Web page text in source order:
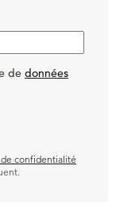
de données
confidentialité